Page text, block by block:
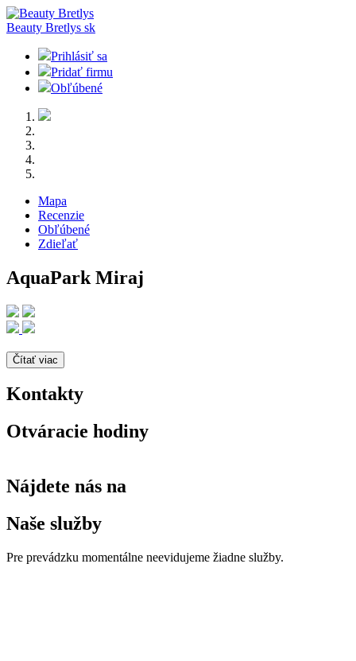
Beauty Bretlys sk
Prihlásiť sa
Pridať firmu
Obľúbené
Mapa
Recenzie
Obľúbené
Zdieľať
AquaPark Miraj
Čítať viac
Kontakty
Otváracie hodiny
Nájdete nás na
Naše služby
Pre prevádzku momentálne neevidujeme žiadne služby.